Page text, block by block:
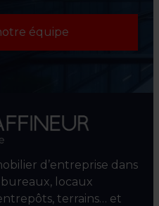
équipe
d’entreprise dans
bureaux, locaux
terrains… et